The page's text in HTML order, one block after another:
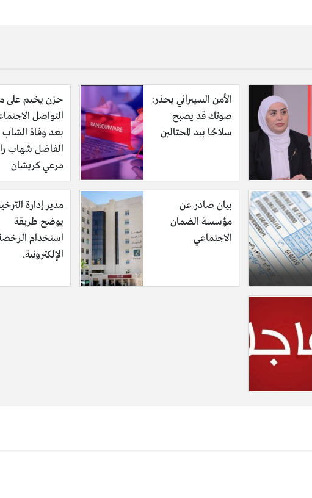
الأمن السيبراني يحذر:
صوتك قد يصبح
سلاحًا بيد المحتالين
حزن يخيم على
التواصل
بعد وفاة الشاب
الفاضل شهاب
مرعي كريشان
بيان صادر عن
مؤسسة الضمان
الاجتماعي
مدير إدارة
يوضح طريقة
استخدام
الإلكترونية.